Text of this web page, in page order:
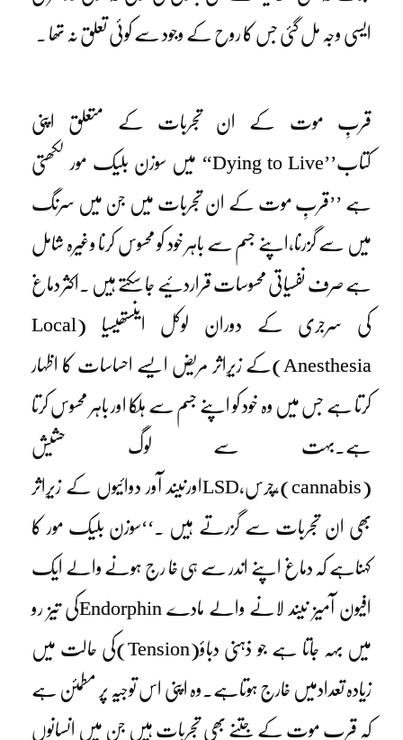
ایسی وجہ مل گئی جس کا روح کے وجود سے کوئی تعلق نہ تھا ۔
قربِ موت کے ان تجربات کے متعلق اپنی
کتاب’’Dying to Live‘‘ میں سوزن بلیک مور لکھتی
ہے ’’قربِ موت کے ان تجربات میں جن میں سرنگ
میں سے گزرنا،اپنے جسم سے باہر خود کو محسوس کرنا وغیرہ شامل
ہے صرف نفسیاتی محسوسات قراردئیے جا سکتے ہیں ۔اکثر دماغ
کی سرجری کے دوران لوکل اینستھیسیا (Local
Anesthesia)کے زیرِاثر مریض ایسے احساسات کا اظہار
کرتا ہے جس میں وہ خود کو اپنے جسم سے ہلکا اور باہر محسوس کرتا
ہے۔بہت سے لوگ حشیش
(cannabis)،چرس،LSDاورنیند آور دوائیوں کے زیرِاثر
بھی ان تجربات سے گزرتے ہیں ۔‘‘سوزن بلیک مور کا
کہناہے کہ دماغ اپنے اندر سے ہی خا رج ہونے والے ایک
افیون آمیز نیند لانے والے مادے Endorphinکی تیز رو
میں بہہ جاتا ہے جو ذہنی دباؤ(Tension)کی حالت میں
زیادہ تعدادمیں خارج ہوتاہے۔وہ اپنی اس توجیہ پر مطمئن ہے
کہ قربِ موت کے جتنے بھی تجربات ہیں جن میں انسانوں